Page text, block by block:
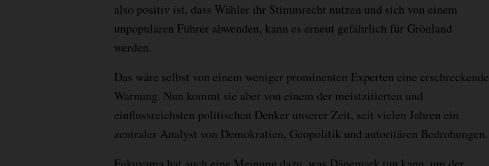
also positiv ist, dass Wähler ihr Stimmrecht nutzen und sich von einem
unpopulären Führer abwenden, kann es erneut gefährlich für Grönland
werden.
Das wäre selbst von einem weniger prominenten Experten eine erschreckende
Warnung. Nun kommt sie aber von einem der meistzitierten und
einflussreichsten politischen Denker unserer Zeit, seit vielen Jahren ein
zentraler Analyst von Demokratien, Geopolitik und autoritären Bedrohungen.